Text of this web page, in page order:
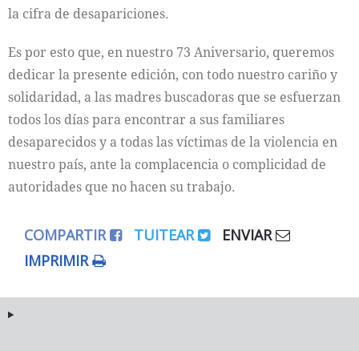
la cifra de desapariciones.
Es por esto que, en nuestro 73 Aniversario, queremos
dedicar la presente edición, con todo nuestro cariño y
solidaridad, a las madres buscadoras que se esfuerzan
todos los días para encontrar a sus familiares
desaparecidos y a todas las víctimas de la violencia en
nuestro país, ante la complacencia o complicidad de
autoridades que no hacen su trabajo.
COMPARTIR TUITEAR
ENVIAR
IMPRIMIR